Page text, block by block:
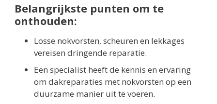
Belangrijkste punten om te
onthouden:
Losse nokvorsten, scheuren en lekkages
vereisen dringende reparatie.
Een specialist heeft de kennis en ervaring
om dakreparaties met nokvorsten op een
duurzame manier uit te voeren.